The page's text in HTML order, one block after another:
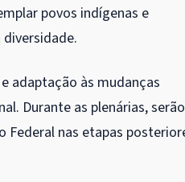
povos indígenas e
adaptação às mudanças
Durante as plenárias, serão
Federal nas etapas